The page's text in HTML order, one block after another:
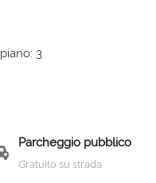
piano: 3
Parcheggio pubblico
Gratuito su strada